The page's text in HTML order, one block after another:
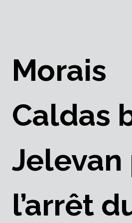
Morais
Caldas
Jelevan
l’arrêt